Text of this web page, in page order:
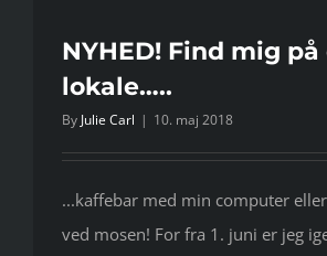
NYHED! Find mig på
lokale…..
By Julie Carl | 10. maj 2018
...kaffebar med min computer
ved mosen! For fra 1. juni er jeg